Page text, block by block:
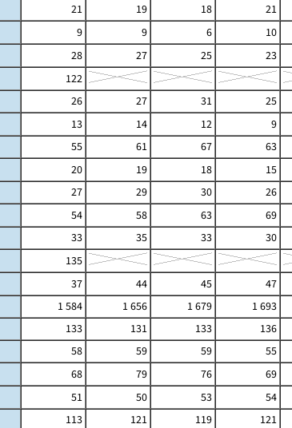
21 19 18 21
9 9 6 10
28 27 25 23
122
26 27 31 25
13 14 12 9
55 61 67 63
20 19 18 15
27 29 30 26
54 58 63 69
33 35 33 30
135
37 44 45 47
1 584 1 656 1 679 1 693
133 131 133 136
58 59 59 55
68 79 76 69
51 50 53 54
113 121 119 121